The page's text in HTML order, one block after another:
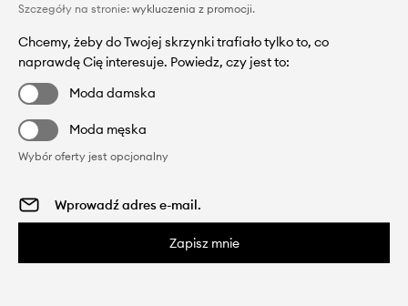
Szczegóły na stronie: wykluczenia z promocji.
Chcemy, żeby do Twojej skrzynki trafiało tylko to, co
naprawdę Cię interesuje. Powiedz, czy jest to:
Moda damska
Moda męska
Wybór oferty jest opcjonalny
Zapisz mnie